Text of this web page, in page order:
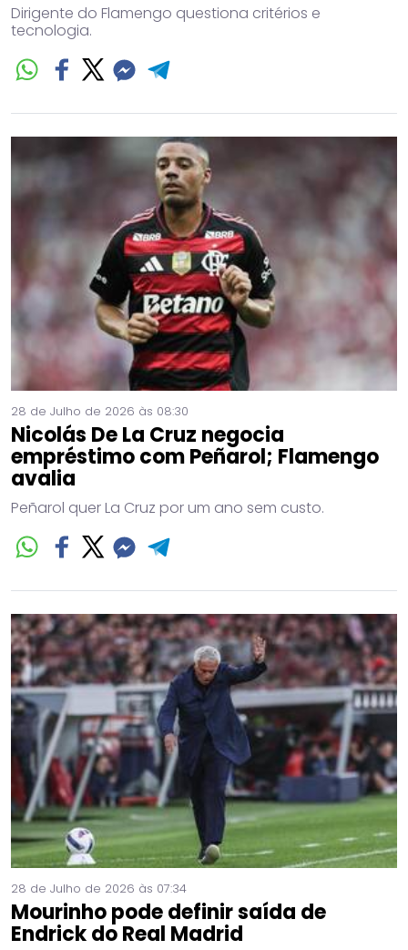
Dirigente do Flamengo questiona critérios e
tecnologia.
28 de Julho de 2026 às 08:30
Nicolás De La Cruz negocia
empréstimo com Peñarol; Flamengo
avalia
Peñarol quer La Cruz por um ano sem custo.
28 de Julho de 2026 às 07:34
Mourinho pode definir saída de
Endrick do Real Madrid